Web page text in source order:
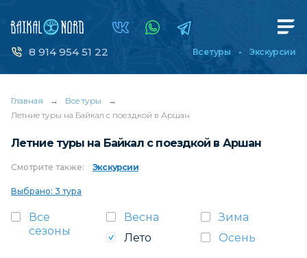
8 914 954 51 22 Все туры Экскурсии
Главная → Все туры
→
Летние туры на Байкал с поездкой в Аршан
Летние туры на Байкал с поездкой в Аршан
Смотрите также: Экскурсии
Выбрано: 3 тура
Все
сезоны
Весна
Зима
Лето
Осень